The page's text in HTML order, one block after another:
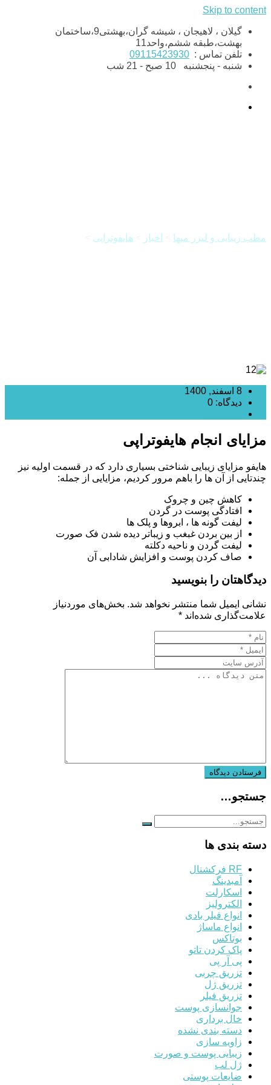
Skip to content
گیلان ، لاهیجان ، شیشه گران،بهشتی9،ساختمان
بهشت،طبقه ششم،واحد11
تلفن تماس : 09115423930
شنبه - پنجشنبه
مطب زیبایی و لیزر میها اخبار هایفوتراپی
8 اسفند, 1400
دیدگاه: 0
مزایای انجام هایفوتراپی
هایفو مزایای زیبایی شناختی بسیاری دارد که در قسمت اولیه نیز
چندتایی از آن ها را باهم مرور کردیم، مزایایی از جمله:
کاهش چین و چروک
افتادگی پوست در گردن
لیفت گونه ها ، ابروها و پلک ها
از بین بردن غبغب و زیباتر دیده شدن فک صورت
لیفت گردن و ناحیه دکلته
صاف کردن پوست و افزایش شادابی آن
دیدگاهتان را بنویسید
نشانی ایمیل شما منتشر نخواهد شد. بخش‌های موردنیاز
علامت‌گذاری شده‌اند *
جستجو…
دسته بندی ها
RF فرکشنال
آمبدینگ
اسکارلت
الکترولیز
انواع فیلر بادی
انواع ماساژ
بوتاکس
پاک کردن تاتو
پی آر پی
تزریق چربی
تزریق ژل
تزریق فیلر
جوانسازی پوست
خال برداری
دسته بندی نشده
زاویه سازی
زیبایی پوست و صورت
ژل لب
ضایعات پوستی